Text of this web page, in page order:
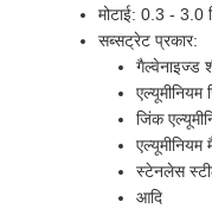
मोटाई: 0.3 - 3.0
सब्सट्रेट प्रकार:
गैल्वेनाइज्ड
एल्यूमीनियम
जिंक
एल्यूमीनियम
स्टेनलेस
आदि